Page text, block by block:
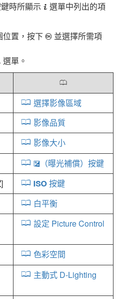
時所顯示 i 選單中列出的項
位置，按下 J 並選擇所需項
選單。
0
選擇影像區域
影像品質
影像大小
E （曝光補償）按鍵
] S 按鍵
白平衡
設定 Picture Control
色彩空間
主動式 D-Lighting